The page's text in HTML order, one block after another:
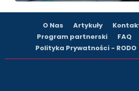
O Nas Artykuły
Program partnerski
FAQ
Polityka Prywatności - RODO